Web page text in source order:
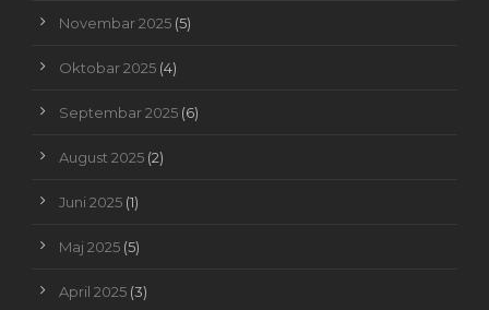
Novembar 2025 (5)
Oktobar 2025 (4)
Septembar 2025 (6)
August 2025 (2)
Juni 2025 (1)
Maj 2025 (5)
April 2025 (3)